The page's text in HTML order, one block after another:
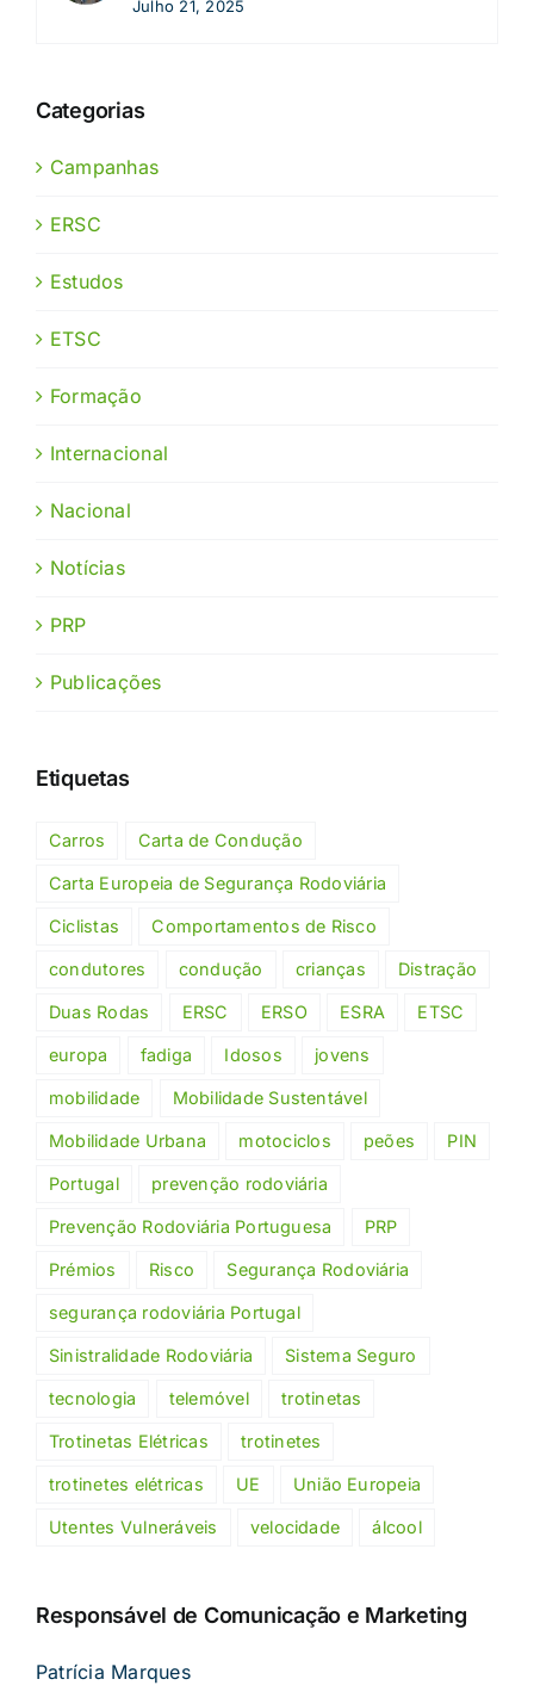
Julho 21, 2025
Categorias
Campanhas
ERSC
Estudos
ETSC
Formação
Internacional
Nacional
Notícias
PRP
Publicações
Etiquetas
Carros Carta de Condução
Carta Europeia de Segurança Rodoviária
Ciclistas Comportamentos de Risco
condutores condução crianças Distração
Duas Rodas ERSC ERSO ESRA ETSC
europa fadiga Idosos jovens
mobilidade Mobilidade Sustentável
Mobilidade Urbana motociclos peões PIN
Portugal prevenção rodoviária
Prevenção Rodoviária Portuguesa PRP
Prémios Risco Segurança Rodoviária
segurança rodoviária Portugal
Sinistralidade Rodoviária Sistema Seguro
tecnologia telemóvel trotinetas
Trotinetas Elétricas trotinetes
trotinetes elétricas UE União Europeia
Utentes Vulneráveis velocidade álcool
Responsável de Comunicação e Marketing
Patrícia Marques